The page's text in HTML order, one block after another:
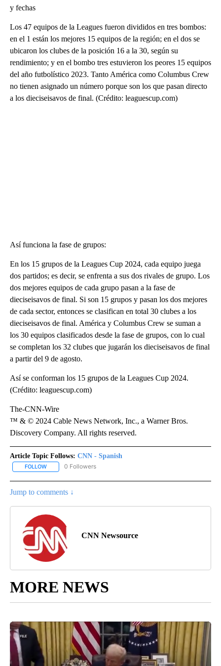
y fechas
Los 47 equipos de la Leagues fueron divididos en tres bombos:
en el 1 están los mejores 15 equipos de la región; en el dos se
ubicaron los clubes de la posición 16 a la 30, según su
rendimiento; y en el bombo tres estuvieron los peores 15 equipos
del año futbolístico 2023. Tanto América como Columbus Crew
no tienen asignado un número porque son los que pasan directo
a los dieciseisavos de final. (Crédito: leaguescup.com)
Así funciona la fase de grupos:
En los 15 grupos de la Leagues Cup 2024, cada equipo juega
dos partidos; es decir, se enfrenta a sus dos rivales de grupo. Los
dos mejores equipos de cada grupo pasan a la fase de
dieciseisavos de final. Si son 15 grupos y pasan los dos mejores
de cada sector, entonces se clasifican en total 30 clubes a los
dieciseisavos de final. América y Columbus Crew se suman a
los 30 equipos clasificados desde la fase de grupos, con lo cual
se completan los 32 clubes que jugarán los dieciseisavos de final
a partir del 9 de agosto.
Así se conforman los 15 grupos de la Leagues Cup 2024.
(Crédito: leaguescup.com)
The-CNN-Wire
™ & © 2024 Cable News Network, Inc., a Warner Bros.
Discovery Company. All rights reserved.
Article Topic Follows: CNN - Spanish
FOLLOW FOLLOW "CNN - SPANISH" TO RECEIVE NOTIFICATIONS ABOUT
0 Followers
Jump to comments ↓
CNN Newsource
MORE NEWS